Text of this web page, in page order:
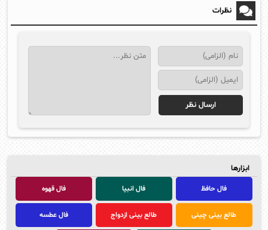
نظرات
ابزارها
فال حافظ فال انبیا فال قهوه
طالع بینی چینی طالع بینی ازدواج فال عطسه